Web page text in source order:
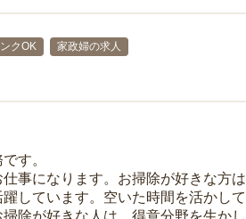
クOK
家政婦の求人
す。
事になります。お掃除が好きな方は
しています。空いた時間を活かして
除が好きな人は、得意分野を生かし